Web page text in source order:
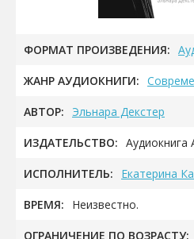
ФОРМАТ ПРОИЗВЕДЕНИЯ:
ЖАНР АУДИОКНИГИ:
АВТОР: Эльнара Декстер
ИЗДАТЕЛЬСТВО: Аудиокнига
ИСПОЛНИТЕЛЬ: Екатерина
ВРЕМЯ: Неизвестно.
ОГРАНИЧЕНИЕ ПО ВОЗРАСТУ: